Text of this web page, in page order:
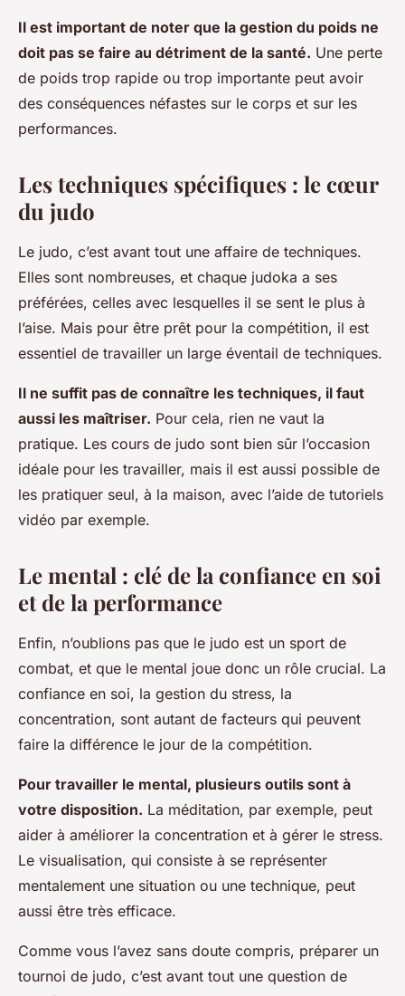
Il est important de noter que la gestion du poids ne
doit pas se faire au détriment de la santé. Une perte
de poids trop rapide ou trop importante peut avoir
des conséquences néfastes sur le corps et sur les
performances.
Les techniques spécifiques : le cœur
du judo
Le judo, c’est avant tout une affaire de techniques.
Elles sont nombreuses, et chaque judoka a ses
préférées, celles avec lesquelles il se sent le plus à
l’aise. Mais pour être prêt pour la compétition, il est
essentiel de travailler un large éventail de techniques.
Il ne suffit pas de connaître les techniques, il faut
aussi les maîtriser. Pour cela, rien ne vaut la
pratique. Les cours de judo sont bien sûr l’occasion
idéale pour les travailler, mais il est aussi possible de
les pratiquer seul, à la maison, avec l’aide de tutoriels
vidéo par exemple.
Le mental : clé de la confiance en soi
et de la performance
Enfin, n’oublions pas que le judo est un sport de
combat, et que le mental joue donc un rôle crucial. La
confiance en soi, la gestion du stress, la
concentration, sont autant de facteurs qui peuvent
faire la différence le jour de la compétition.
Pour travailler le mental, plusieurs outils sont à
votre disposition. La méditation, par exemple, peut
aider à améliorer la concentration et à gérer le stress.
Le visualisation, qui consiste à se représenter
mentalement une situation ou une technique, peut
aussi être très efficace.
Comme vous l’avez sans doute compris, préparer un
tournoi de judo, c’est avant tout une question de